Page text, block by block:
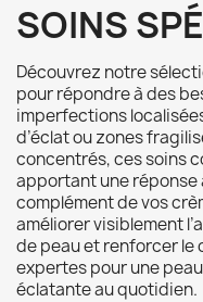
SOINS
Découvrez notre
pour répondre à des
imperfections
d’éclat ou zones
concentrés, ces soins
apportant une
complément de vos
améliorer visiblement
de peau et renforcer le
expertes pour une
éclatante au quotidien.